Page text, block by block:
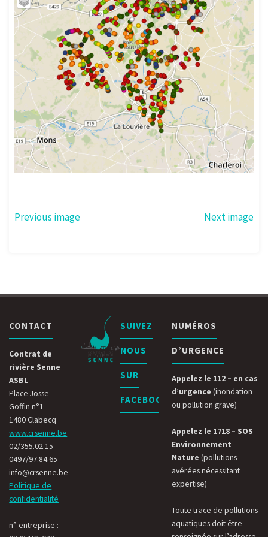
Previous image Next image
CONTACT
Contrat de
rivière Senne
ASBL
Place Josse
Goffin n°1
1480 Clabecq
www.crsenne.be
02/355.02.15 –
0497/97.84.65
info@crsenne.be
Politique de
confidentialité
n° entreprise :
SUIVEZ
NOUS
SUR
FACEBOOK
NUMÉROS
D’URGENCE
Appelez le 112 – en cas
d’urgence (inondation
ou pollution grave)
Appelez le 1718 – SOS
Environnement
Nature (pollutions
avérées nécessitant
expertise)
Toute trace de pollutions
aquatiques doit être